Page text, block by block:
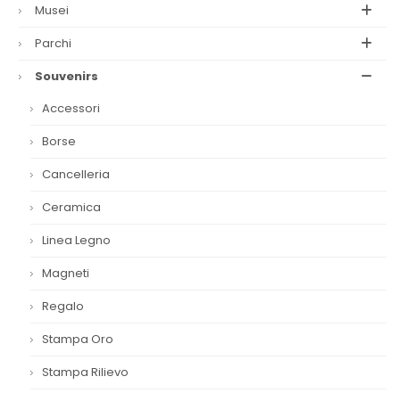
Musei
Parchi
Souvenirs
Accessori
Borse
Cancelleria
Ceramica
Linea Legno
Magneti
Regalo
Stampa Oro
Stampa Rilievo